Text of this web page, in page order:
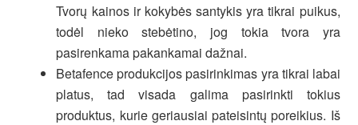
Tvorų kainos ir kokybės santykis yra tikrai puikus,
todėl nieko stebėtino, jog tokia tvora yra
pasirenkama pakankamai dažnai.
Betafence produkcijos pasirinkimas yra tikrai labai
platus, tad visada galima pasirinkti tokius
produktus, kurie geriausiai pateisintų poreikius. Iš